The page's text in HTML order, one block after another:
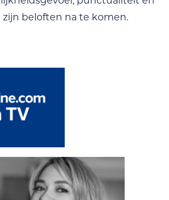
beloften na te komen.